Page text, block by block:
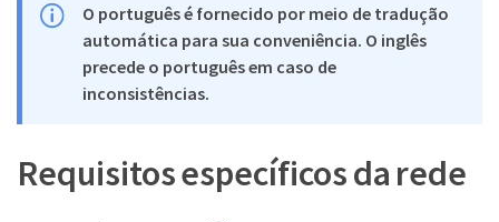
O português é fornecido por meio de tradução
automática para sua conveniência. O inglês
precede o português em caso de
inconsistências.
Requisitos específicos da rede